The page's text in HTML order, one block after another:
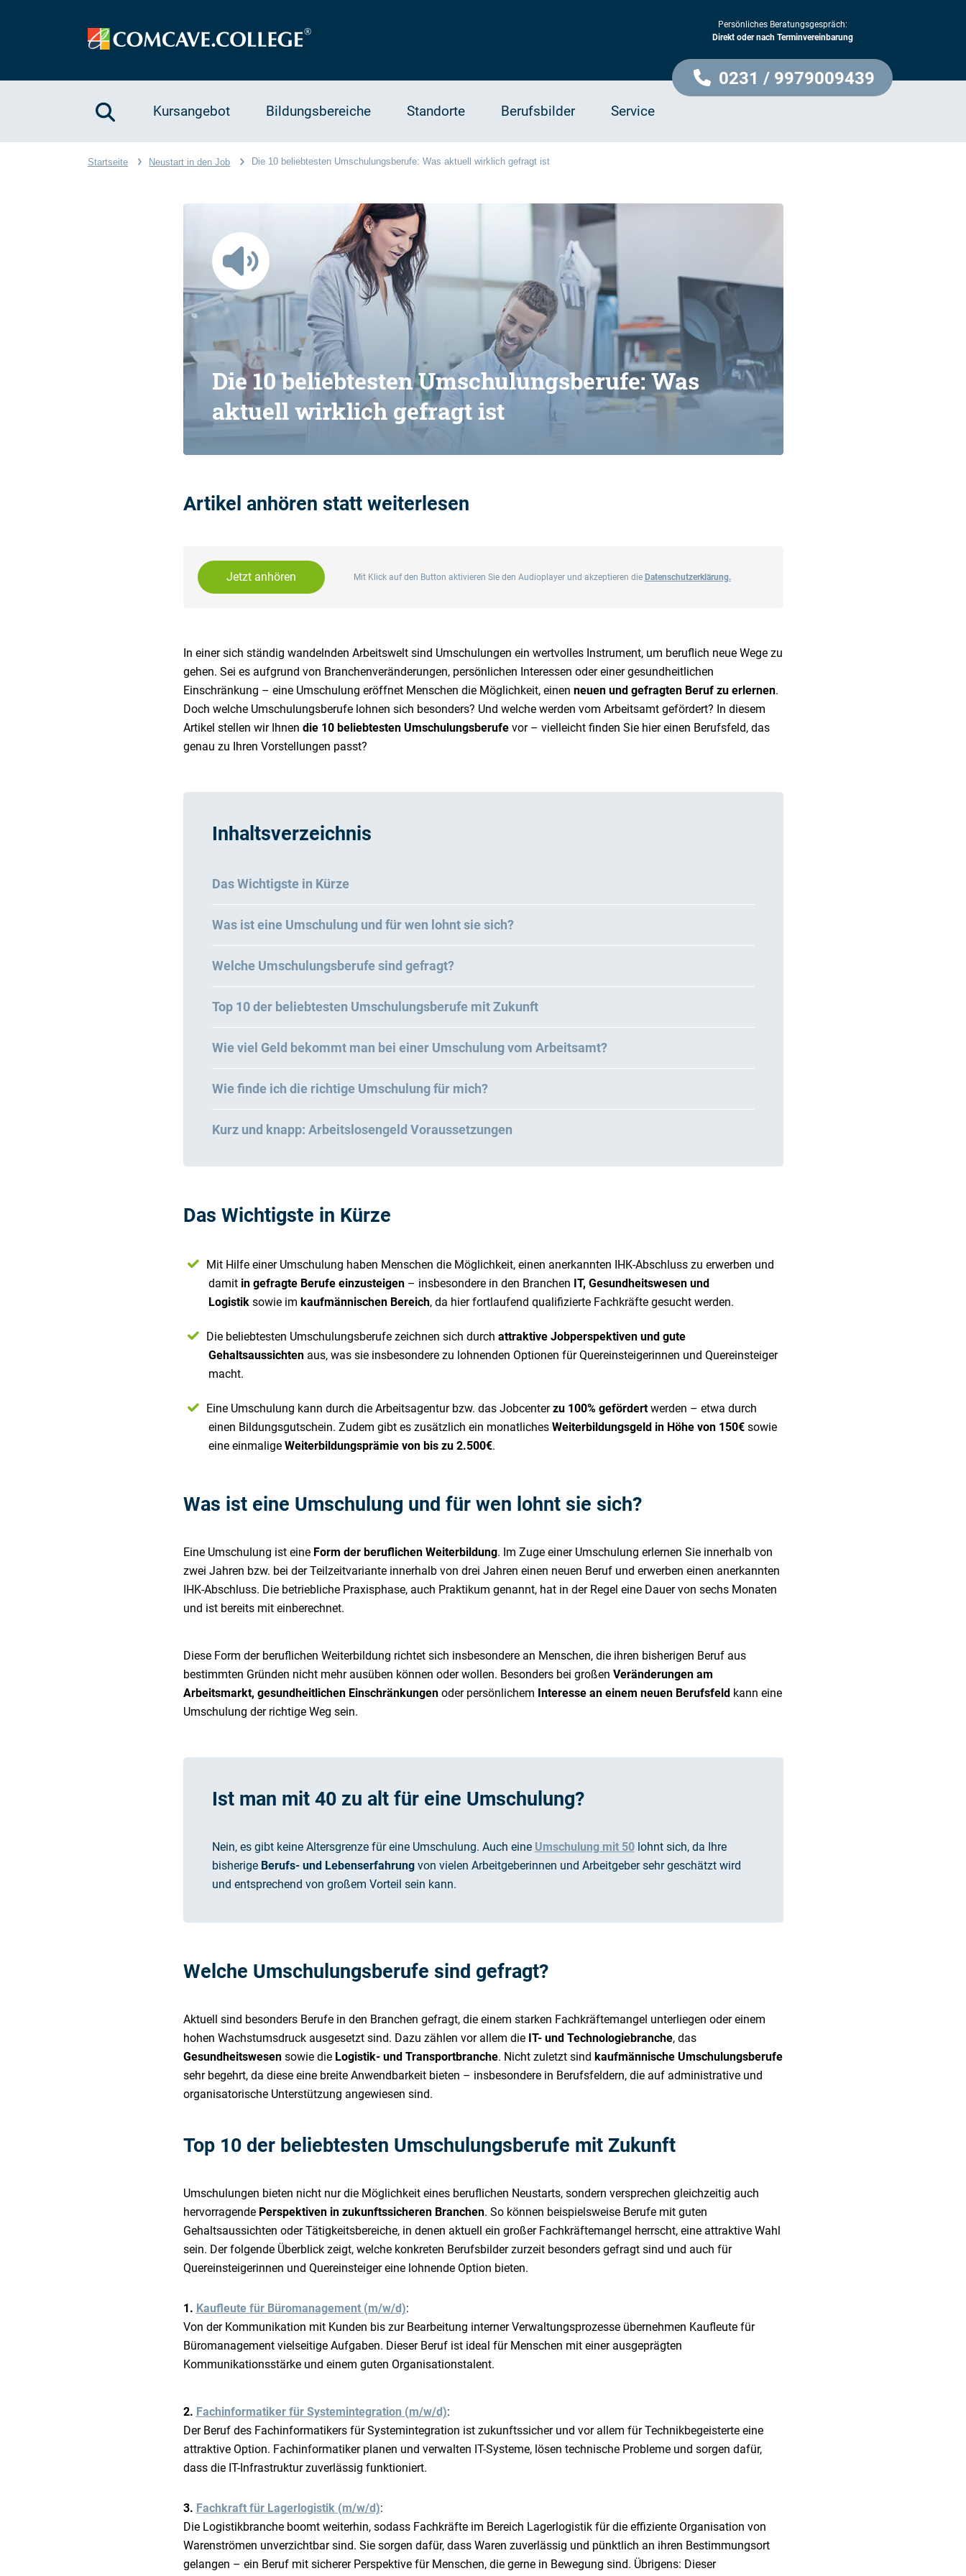
Persönliches Beratungsgespräch:
Direkt oder nach Terminvereinbarung
0231 / 9979009439
Kursangebot Bildungsbereiche Standorte Berufsbilder Service
Startseite Neustart in den Job Die 10 beliebtesten Umschulungsberufe: Was aktuell wirklich gefragt ist
Die 10 beliebtesten Umschulungsberufe: Was
aktuell wirklich gefragt ist
Artikel anhören statt weiterlesen
Jetzt anhören Mit Klick auf den Button aktivieren Sie den Audioplayer und akzeptieren die Datenschutzerklärung.
In einer sich ständig wandelnden Arbeitswelt sind Umschulungen ein wertvolles Instrument, um beruflich neue Wege zu
gehen. Sei es aufgrund von Branchenveränderungen, persönlichen Interessen oder einer gesundheitlichen
Einschränkung – eine Umschulung eröffnet Menschen die Möglichkeit, einen neuen und gefragten Beruf zu erlernen.
Doch welche Umschulungsberufe lohnen sich besonders? Und welche werden vom Arbeitsamt gefördert? In diesem
Artikel stellen wir Ihnen die 10 beliebtesten Umschulungsberufevor – vielleicht finden Sie hier einen Berufsfeld, das
genau zu Ihren Vorstellungen passt?
Inhaltsverzeichnis
Das Wichtigste in Kürze
Was ist eine Umschulung und für wen lohnt sie sich?
Welche Umschulungsberufe sind gefragt?
Top 10 der beliebtesten Umschulungsberufe mit Zukunft
Wie viel Geld bekommt man bei einer Umschulung vom Arbeitsamt?
Wie finde ich die richtige Umschulung für mich?
Kurz und knapp: Arbeitslosengeld Voraussetzungen
Das Wichtigste in Kürze
Mit Hilfe einer Umschulung haben Menschen die Möglichkeit, einen anerkannten IHK-Abschluss zu erwerben und
damit in gefragte Berufe einzusteigen– insbesondere in den Branchen IT, Gesundheitswesen und
Logistiksowie im kaufmännischen Bereich, da hier fortlaufend qualifizierte Fachkräfte gesucht werden.
Die beliebtesten Umschulungsberufe zeichnen sich durch attraktive Jobperspektiven und gute
Gehaltsaussichtenaus, was sie insbesondere zu lohnenden Optionen für Quereinsteigerinnen und Quereinsteiger
macht.
Eine Umschulung kann durch die Arbeitsagentur bzw. das Jobcenterzu 100% gefördertwerden – etwa durch
einen Bildungsgutschein. Zudem gibt es zusätzlich ein monatliches Weiterbildungsgeld in Höhe von 150€sowie
eine einmalige Weiterbildungsprämie von bis zu 2.500€.
Was ist eine Umschulung und für wen lohnt sie sich?
Eine Umschulung ist eine Form der beruflichen Weiterbildung. Im Zuge einer Umschulung erlernen Sie innerhalb von
zwei Jahren bzw. bei der Teilzeitvariante innerhalb von drei Jahren einen neuen Beruf und erwerben einen anerkannten
IHK-Abschluss. Die betriebliche Praxisphase, auch Praktikum genannt, hat in der Regel eine Dauer von sechs Monaten
und ist bereits mit einberechnet.
Diese Form der beruflichen Weiterbildung richtet sich insbesondere an Menschen, die ihren bisherigen Beruf aus
bestimmten Gründen nicht mehr ausüben können oder wollen. Besonders bei großen Veränderungen am
Arbeitsmarkt, gesundheitlichen Einschränkungenoder persönlichem Interesse an einem neuen Berufsfeldkann eine
Umschulung der richtige Weg sein.
Ist man mit 40 zu alt für eine Umschulung?
Nein, es gibt keine Altersgrenze für eine Umschulung. Auch eine Umschulung mit 50lohnt sich, da Ihre
bisherige Berufs- und Lebenserfahrungvon vielen Arbeitgeberinnen und Arbeitgeber sehr geschätzt wird
und entsprechend von großem Vorteil sein kann.
Welche Umschulungsberufe sind gefragt?
Aktuell sind besonders Berufe in den Branchen gefragt, die einem starken Fachkräftemangel unterliegen oder einem
hohen Wachstumsdruck ausgesetzt sind. Dazu zählen vor allem die IT- und Technologiebranche, das
Gesundheitswesensowie die Logistik- und Transportbranche. Nicht zuletzt sind kaufmännische Umschulungsberufe
sehr begehrt, da diese eine breite Anwendbarkeit bieten – insbesondere in Berufsfeldern, die auf administrative und
organisatorische Unterstützung angewiesen sind.
Top 10 der beliebtesten Umschulungsberufe mit Zukunft
Umschulungen bieten nicht nur die Möglichkeit eines beruflichen Neustarts, sondern versprechen gleichzeitig auch
hervorragende Perspektiven in zukunftssicheren Branchen. So können beispielsweise Berufe mit guten
Gehaltsaussichten oder Tätigkeitsbereiche, in denen aktuell ein großer Fachkräftemangel herrscht, eine attraktive Wahl
sein. Der folgende Überblick zeigt, welche konkreten Berufsbilder zurzeit besonders gefragt sind und auch für
Quereinsteigerinnen und Quereinsteiger eine lohnende Option bieten.
1. Kaufleute für Büromanagement (m/w/d):
Von der Kommunikation mit Kunden bis zur Bearbeitung interner Verwaltungsprozesse übernehmen Kaufleute für
Büromanagement vielseitige Aufgaben. Dieser Beruf ist ideal für Menschen mit einer ausgeprägten
Kommunikationsstärke und einem guten Organisationstalent.
2. Fachinformatiker für Systemintegration (m/w/d):
Der Beruf des Fachinformatikers für Systemintegration ist zukunftssicher und vor allem für Technikbegeisterte eine
attraktive Option. Fachinformatiker planen und verwalten IT-Systeme, lösen technische Probleme und sorgen dafür,
dass die IT-Infrastruktur zuverlässig funktioniert.
3. Fachkraft für Lagerlogistik (m/w/d):
Die Logistikbranche boomt weiterhin, sodass Fachkräfte im Bereich Lagerlogistik für die effiziente Organisation von
Warenströmen unverzichtbar sind. Sie sorgen dafür, dass Waren zuverlässig und pünktlich an ihren Bestimmungsort
gelangen – ein Beruf mit sicherer Perspektive für Menschen, die gerne in Bewegung sind. Übrigens: Dieser